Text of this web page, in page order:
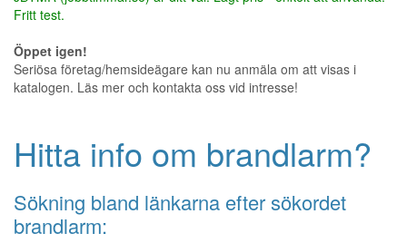
Fritt test.
Öppet igen!
Seriösa företag/hemsideägare kan nu anmäla om att visas i
katalogen. Läs mer och kontakta oss vid intresse!
Hitta info om brandlarm?
Sökning bland länkarna efter sökordet
brandlarm: